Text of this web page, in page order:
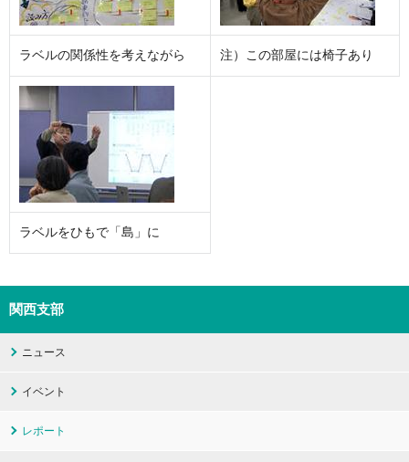
ラベルの関係性を考えながら 注）この部屋には椅子あり
ラベルをひもで「島」に
関西支部
ニュース
イベント
レポート